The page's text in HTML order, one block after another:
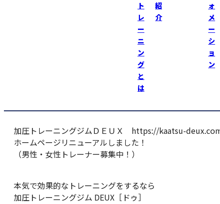
ト
レ
ー
ニ
ン
グ
と
は
紹
介
ォ
メ
ー
シ
ョ
ン
昨日、帰省した際に〝ケーズデンキスタジアム水戸″
到着した時はかなり好条件でしたが、強風！気温低下！
選手のウォーミングアップを見学してその後、観客席で
加圧トレーニングジムＤＥＵＸ https://kaatsu-
ホームページリニューアルしました！
（男性・女性トレーナー募集中！）
本気で効果的なトレーニングをするなら
加圧トレーニングジム DEUX［ドゥ］